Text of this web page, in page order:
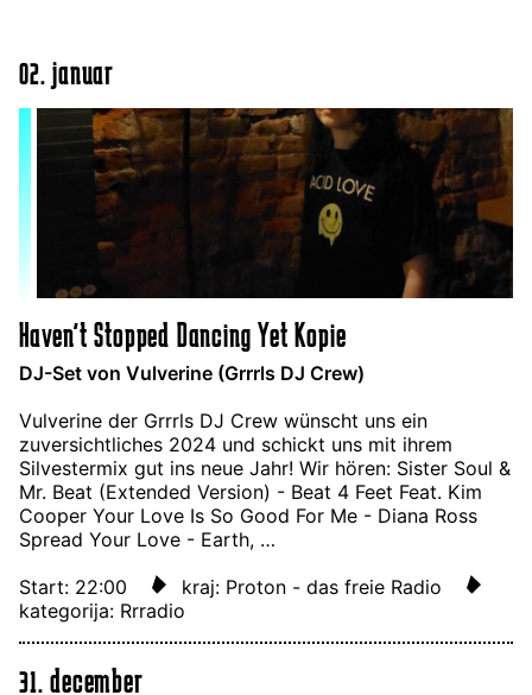
02. januar
Haven't Stopped Dancing Yet Kopie
DJ-Set von Vulverine (Grrrls DJ Crew)
Vulverine der Grrrls DJ Crew wünscht uns ein
zuversichtliches 2024 und schickt uns mit ihrem
Silvestermix gut ins neue Jahr! Wir hören: Sister Soul &
Mr. Beat (Extended Version) - Beat 4 Feet Feat. Kim
Cooper Your Love Is So Good For Me - Diana Ross
Spread Your Love - Earth, …
Start: 22:00
kraj: Proton - das freie Radio
kategorija: Rrradio
31. december